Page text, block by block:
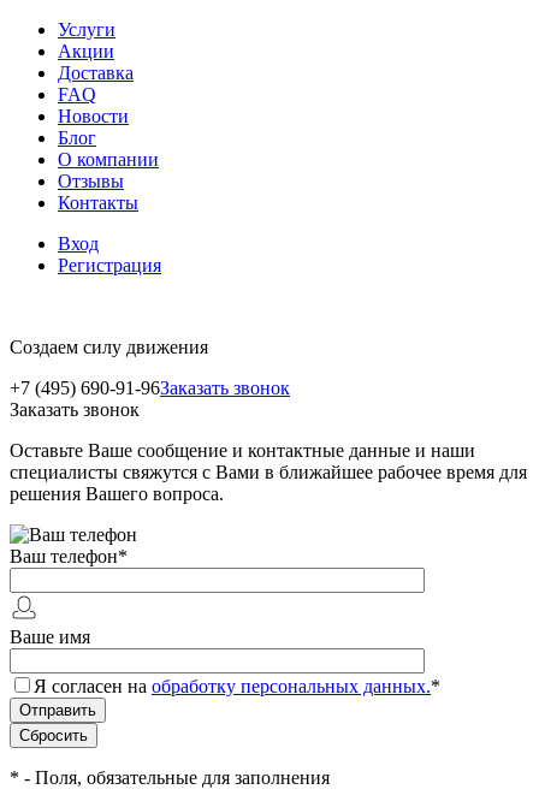
Услуги
Акции
Доставка
FAQ
Новости
Блог
О компании
Отзывы
Контакты
Вход
Регистрация
Создаем силу движения
+7 (495) 690-91-96Заказать звонок
Заказать звонок
Оставьте Ваше сообщение и контактные данные и наши
специалисты свяжутся с Вами в ближайшее рабочее время для
решения Вашего вопроса.
Ваш телефон*
Ваше имя
Я согласен на обработку персональных данных.*
* - Поля, обязательные для заполнения